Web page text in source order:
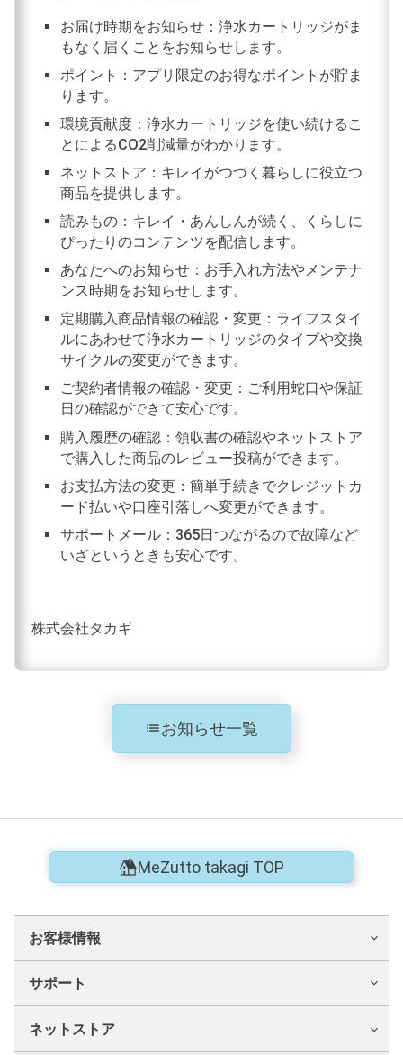
お届け時期をお知らせ：浄水カートリッジがま
もなく届くことをお知らせします。
ポイント：アプリ限定のお得なポイントが貯ま
ります。
環境貢献度：浄水カートリッジを使い続けるこ
とによるCO2削減量がわかります。
ネットストア：キレイがつづく暮らしに役立つ
商品を提供します。
読みもの：キレイ・あんしんが続く、くらしに
ぴったりのコンテンツを配信します。
あなたへのお知らせ：お手入れ方法やメンテナ
ンス時期をお知らせします。
定期購入商品情報の確認・変更：ライフスタイ
ルにあわせて浄水カートリッジのタイプや交換
サイクルの変更ができます。
ご契約者情報の確認・変更：ご利用蛇口や保証
日の確認ができて安心です。
購入履歴の確認：領収書の確認やネットストア
で購入した商品のレビュー投稿ができます。
お支払方法の変更：簡単手続きでクレジットカ
ード払いや口座引落しへ変更ができます。
サポートメール：365日つながるので故障など
いざというときも安心です。
株式会社タカギ
listお知らせ一覧
MeZutto takagi TOP
お客様情報
サポート
ネットストア